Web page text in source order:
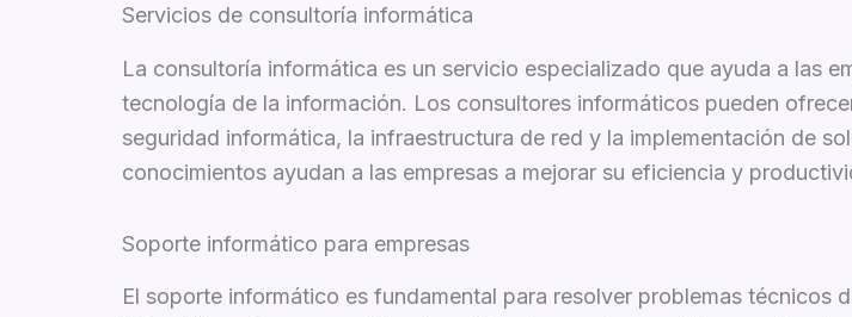
Servicios de consultoría informática
La consultoría informática es un servicio especializado que ayuda a las
tecnología de la información. Los consultores informáticos pueden
seguridad informática, la infraestructura de red y la implementación de
conocimientos ayudan a las empresas a mejorar su eficiencia y
Soporte informático para empresas
El soporte informático es fundamental para resolver problemas técnicos